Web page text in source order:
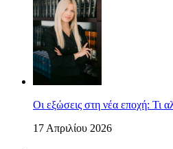
Οι εξώσεις στη νέα εποχή: Τι
17 Απριλίου 2026